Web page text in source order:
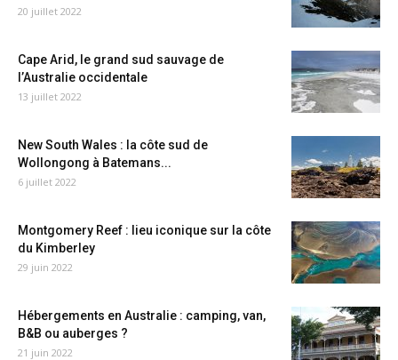
20 juillet 2022
Cape Arid, le grand sud sauvage de
l’Australie occidentale
13 juillet 2022
New South Wales : la côte sud de
Wollongong à Batemans...
6 juillet 2022
Montgomery Reef : lieu iconique sur la côte
du Kimberley
29 juin 2022
Hébergements en Australie : camping, van,
B&B ou auberges ?
21 juin 2022